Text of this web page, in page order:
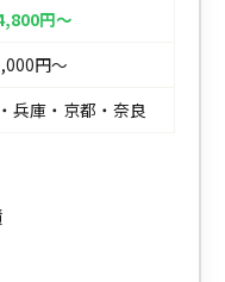
円〜
円〜
兵庫・京都・奈良